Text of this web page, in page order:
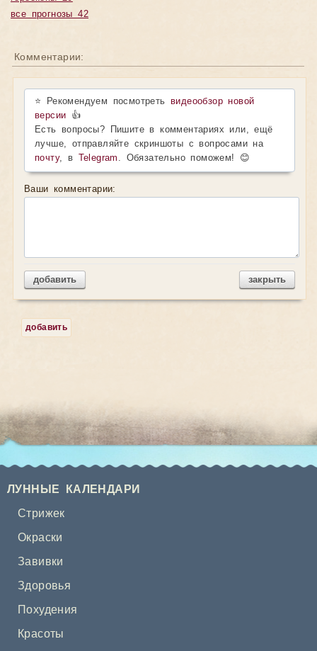
все прогнозы 42
Комментарии:
⭐ Рекомендуем посмотретьвидеообзор новой
версии 👍
Есть вопросы? Пишите в комментариях или, ещё
лучше, отправляйте скриншоты с вопросами на
почту, в Telegram . Обязательно поможем! 😊
Ваши комментарии:
добавить закрыть
добавить
ЛУННЫЕ КАЛЕНДАРИ
Стрижек
Окраски
Завивки
Здоровья
Похудения
Красоты